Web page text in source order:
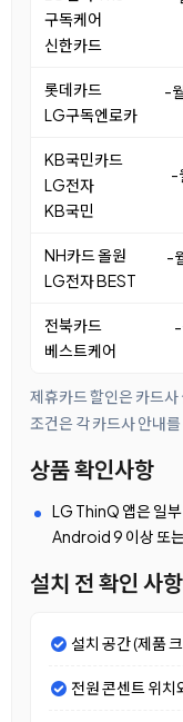
구독케어
신한카드
롯데카드
LG구독엔로카
-
KB국민카드
LG전자
KB국민
-
NH카드 올원
LG전자 BEST
-
전북카드
베스트케어
제휴카드 할인은 카드
조건은 각 카드사 안내를
상품 확인사항
LG ThinQ 앱은 일
Android 9 이상 또
설치 전 확인 사항
설치 공간 (제품
전원 콘센트 위치